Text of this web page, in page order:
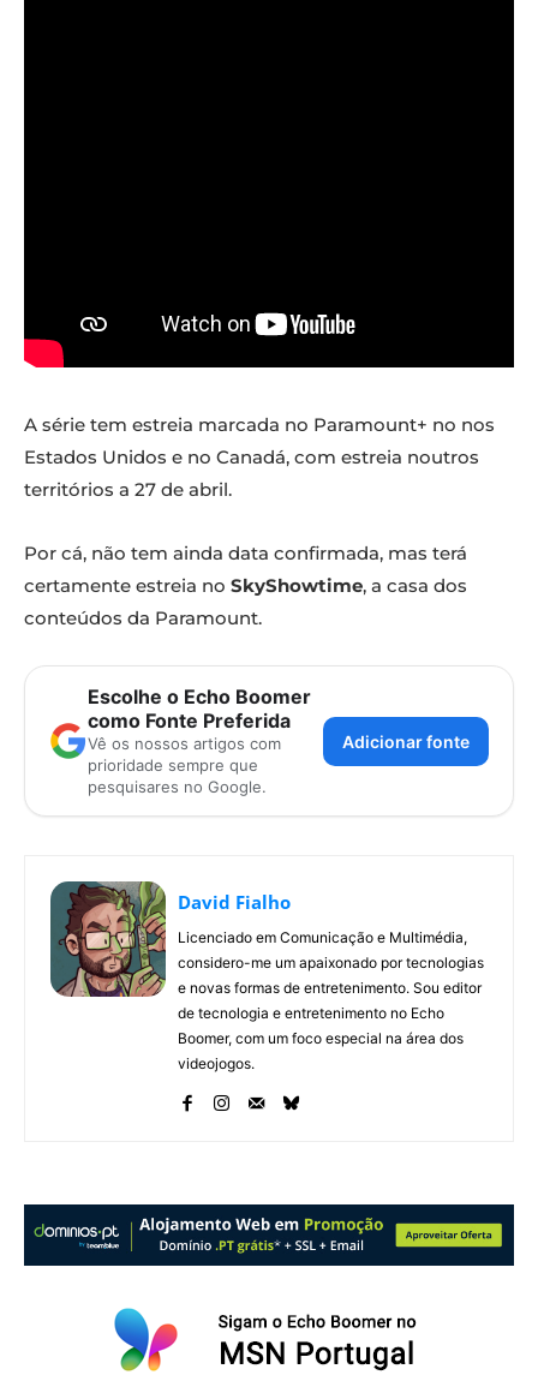
A série tem estreia marcada no Paramount+ no nos
Estados Unidos e no Canadá, com estreia noutros
territórios a 27 de abril.
Por cá, não tem ainda data confirmada, mas terá
certamente estreia no SkyShowtime, a casa dos
conteúdos da Paramount.
Escolhe o Echo Boomer
como Fonte Preferida
Vê os nossos artigos com
prioridade sempre que
pesquisares no Google.
Adicionar fonte
David Fialho
Licenciado em Comunicação e Multimédia,
considero-me um apaixonado por tecnologias
e novas formas de entretenimento. Sou editor
de tecnologia e entretenimento no Echo
Boomer, com um foco especial na área dos
videojogos.